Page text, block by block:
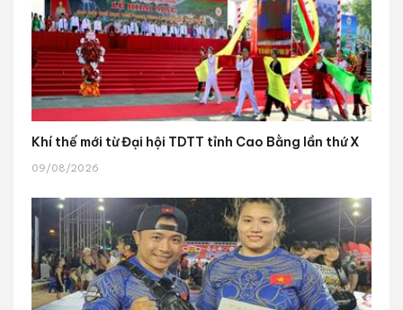
Khí thế mới từ Đại hội TDTT tỉnh Cao Bằng lần thứ X
09/08/2026